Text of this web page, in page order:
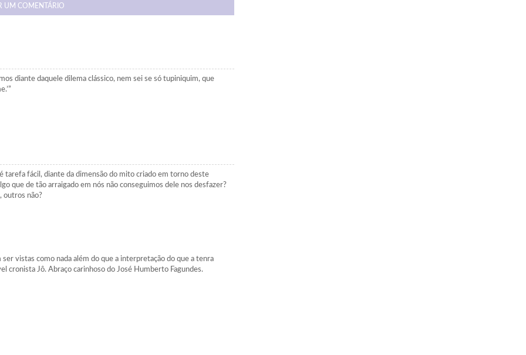
UM COMENTÁRIO
diante daquele dilema clássico, nem sei se só tupiniquim, que
tarefa fácil, diante da dimensão do mito criado em torno deste
que de tão arraigado em nós não conseguimos dele nos desfazer?
outros não?
ser vistas como nada além do que a interpretação do que a tenra
cronista Jô. Abraço carinhoso do José Humberto Fagundes.